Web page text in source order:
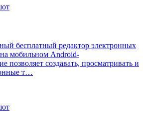
бесплатный редактор электронных
мобильном Android-
позволяет создавать, просматривать и
т…